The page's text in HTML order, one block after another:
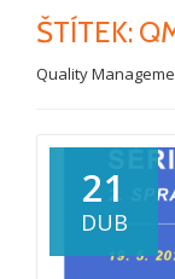
ŠTÍTEK:
Quality
21
DUB